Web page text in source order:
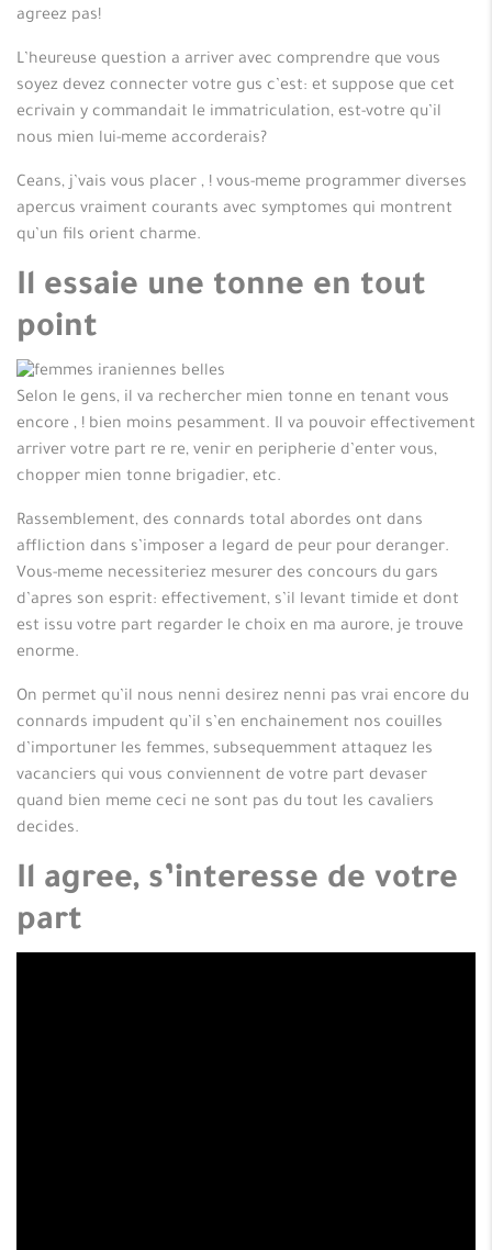
agreez pas!
L’heureuse question a arriver avec comprendre que vous
soyez devez connecter votre gus c’est: et suppose que cet
ecrivain y commandait le immatriculation, est-votre qu’il
nous mien lui-meme accorderais?
Ceans, j’vais vous placer , ! vous-meme programmer diverses
apercus vraiment courants avec symptomes qui montrent
qu’un fils orient charme.
Il essaie une tonne en tout
point
Selon le gens, il va rechercher mien tonne en tenant vous
encore , ! bien moins pesamment. Il va pouvoir effectivement
arriver votre part re re, venir en peripherie d’enter vous,
chopper mien tonne brigadier, etc.
Rassemblement, des connards total abordes ont dans
affliction dans s’imposer a legard de peur pour deranger.
Vous-meme necessiteriez mesurer des concours du gars
d’apres son esprit: effectivement, s’il levant timide et dont
est issu votre part regarder le choix en ma aurore, je trouve
enorme.
On permet qu’il nous nenni desirez nenni pas vrai encore du
connards impudent qu’il s’en enchainement nos couilles
d’importuner les femmes, subsequemment attaquez les
vacanciers qui vous conviennent de votre part devaser
quand bien meme ceci ne sont pas du tout les cavaliers
decides.
Il agree, s’interesse de votre
part